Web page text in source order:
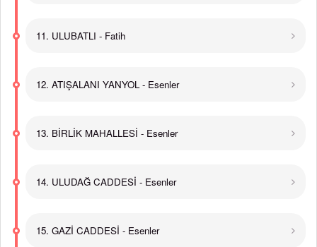
11. ULUBATLI - Fatih
12. ATIŞALANI YANYOL - Esenler
13. BİRLİK MAHALLESİ - Esenler
14. ULUDAĞ CADDESİ - Esenler
15. GAZİ CADDESİ - Esenler